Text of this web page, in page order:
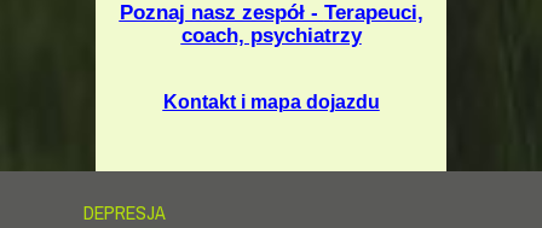
Poznaj nasz zespół - Terapeuci,
coach, psychiatrzy
Kontakt i mapa dojazdu
DEPRESJA